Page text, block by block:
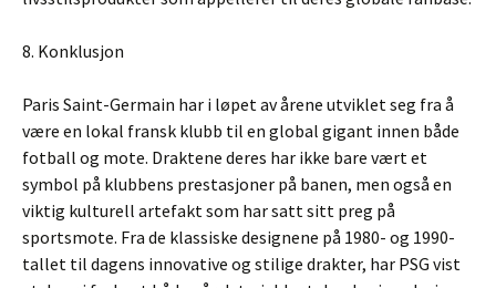
8. Konklusjon
Paris Saint-Germain har i løpet av årene utviklet seg fra å
være en lokal fransk klubb til en global gigant innen både
fotball og mote. Draktene deres har ikke bare vært et
symbol på klubbens prestasjoner på banen, men også en
viktig kulturell artefakt som har satt sitt preg på
sportsmote. Fra de klassiske designene på 1980- og 1990-
tallet til dagens innovative og stilige drakter, har PSG vist